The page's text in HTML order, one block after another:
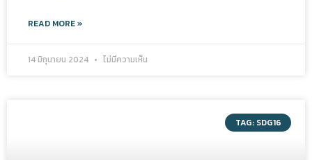
READ MORE »
14 มิถุนายน 2024 ไม่มีความเห็น
TAG: SDG16